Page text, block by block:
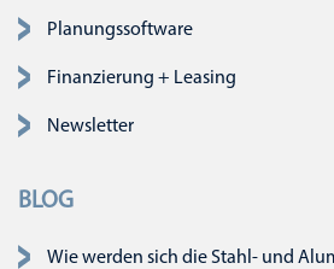
Planungssoftware
Finanzierung + Leasing
Newsletter
BLOG
Wie werden sich die Stahl- und